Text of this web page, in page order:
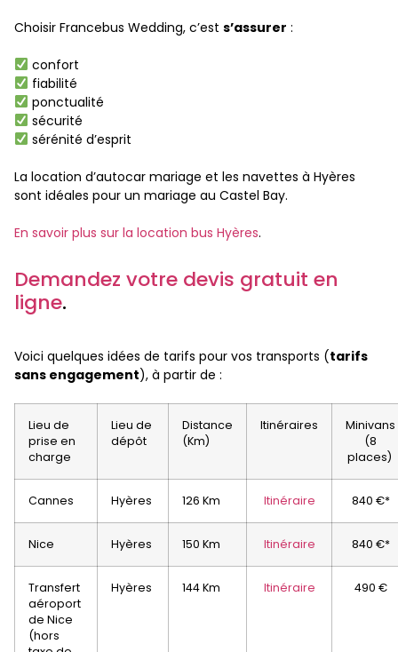
Choisir Francebus Wedding, c’est s’assurer :
confort
fiabilité
ponctualité
sécurité
sérénité d’esprit
La location d’autocar mariage et les navettes à Hyères
sont idéales pour un mariage au Castel Bay.
En savoir plus sur la location bus Hyères.
Demandez votre devis gratuit en
ligne.
Voici quelques idées de tarifs pour vos transports (tarifs
sans engagement), à partir de :
Lieu de
prise en
charge
Lieu de
dépôt
Distance
(Km)
Itinéraires
Minivans
(8
places)
Cannes Hyères 126 Km Itinéraire 840 €*
Nice Hyères 150 Km Itinéraire 840 €*
Transfert
aéroport
de Nice
(hors
Hyères 144 Km Itinéraire 490 €